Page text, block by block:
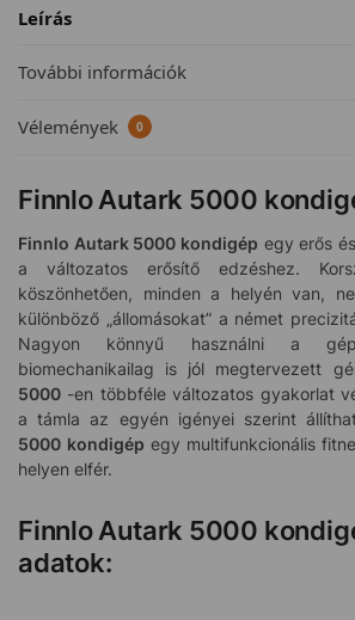
Leírás
További információk
Vélemények 0
Finnlo Autark 5000
Finnlo Autark 5000 kondigép egy erős
a változatos erősítő edzéshez.
köszönhetően, minden a helyén van,
különböző „állomásokat” a német
Nagyon könnyű használni a
biomechanikailag is jól megtervezett
5000 -en többféle változatos gyakorlat
a támla az egyén igényei szerint
5000 kondigép egy multifunkcionális
helyen elfér.
Finnlo Autark 5000
adatok: